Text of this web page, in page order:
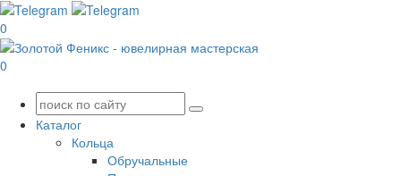
0
0
Каталог
Кольца
Обручальные